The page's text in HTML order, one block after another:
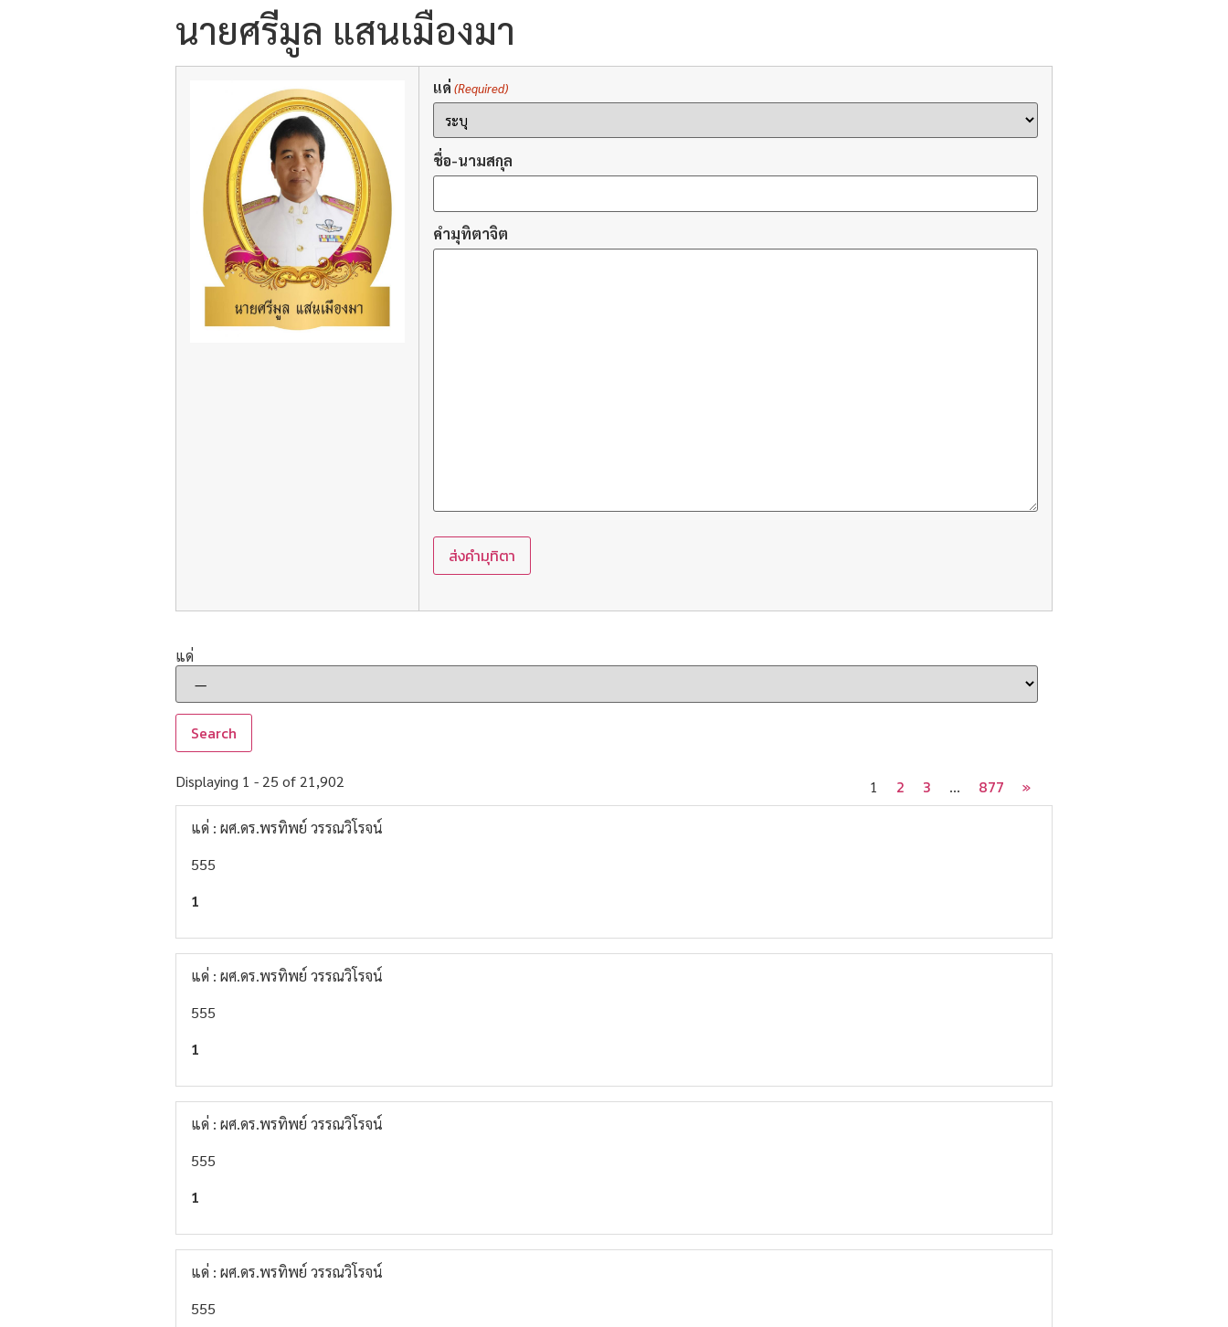
นายศรีมูล แสนเมืองมา
แด่ (Required)
ชื่อ-นามสกุล
คำมุทิตาจิต
แด่
Displaying 1 - 25 of 21,902 1 2 3 … 877 »
แด่ : ผศ.ดร.พรทิพย์ วรรณวิโรจน์
555
1
แด่ : ผศ.ดร.พรทิพย์ วรรณวิโรจน์
555
1
แด่ : ผศ.ดร.พรทิพย์ วรรณวิโรจน์
555
1
แด่ : ผศ.ดร.พรทิพย์ วรรณวิโรจน์
555